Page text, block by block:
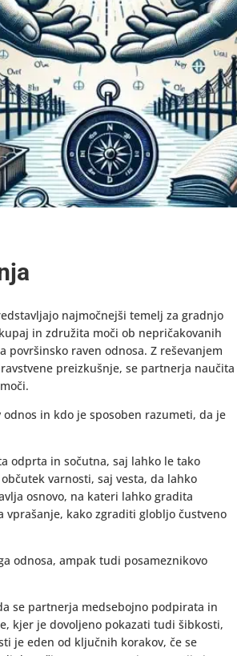
najmočnejši temelj za gradnjo
in združita moči ob nepričakovanih
površinsko raven odnosa. Z reševanjem
preizkušnje, se partnerja naučita
in kdo je sposoben razumeti, da je
odprta in sočutna, saj lahko le tako
varnosti, saj vesta, da lahko
osnovo, na kateri lahko gradita
kako zgraditi globljo čustveno
odnosa, ampak tudi posameznikovo
se partnerja medsebojno podpirata in
kjer je dovoljeno pokazati tudi šibkosti,
je eden od ključnih korakov, če se